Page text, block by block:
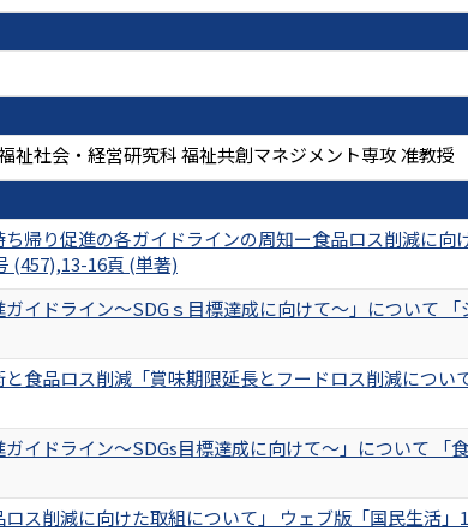
祉社会・経営研究科 福祉共創マネジメント専攻 准教授
ち帰り促進の各ガイドラインの周知ー食品ロス削減に
(457),13-16頁 (単著)
ガイドライン～SDGｓ目標達成に向けて～」について
食品ロス削減「賞味期限延長とフードロス削減につい
ガイドライン～SDGs目標達成に向けて～」について
ロス削減に向けた取組について」 ウェブ版「国民生活